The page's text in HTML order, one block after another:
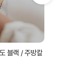
블랙 / 주방칼